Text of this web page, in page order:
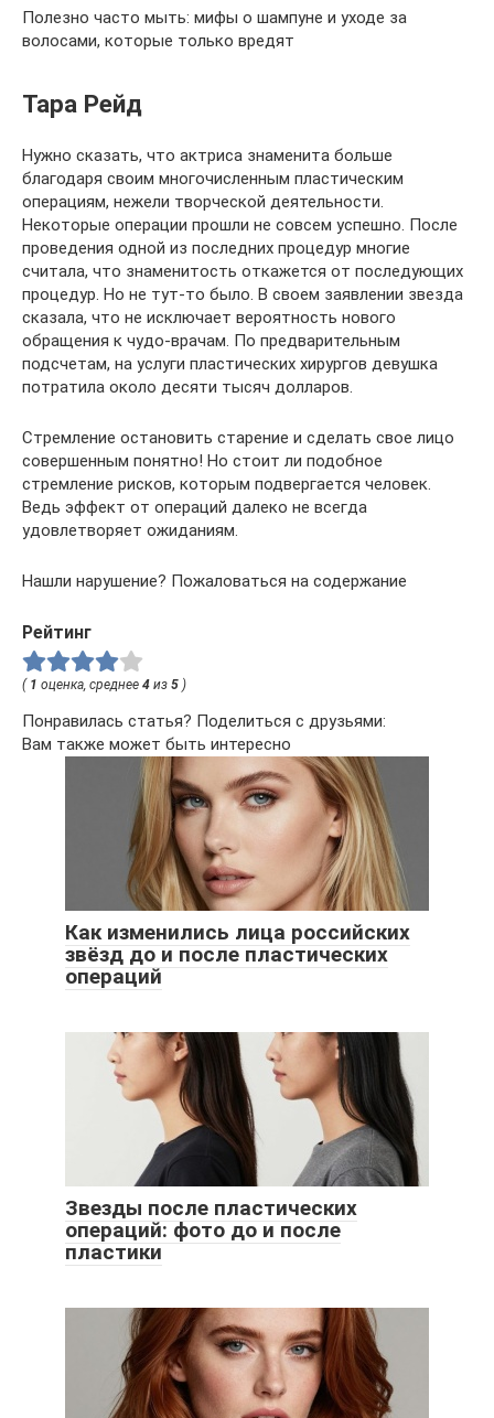
Полезно часто мыть: мифы о шампуне и уходе за
волосами, которые только вредят
Тара Рейд
Нужно сказать, что актриса знаменита больше
благодаря своим многочисленным пластическим
операциям, нежели творческой деятельности.
Некоторые операции прошли не совсем успешно. После
проведения одной из последних процедур многие
считала, что знаменитость откажется от последующих
процедур. Но не тут-то было. В своем заявлении звезда
сказала, что не исключает вероятность нового
обращения к чудо-врачам. По предварительным
подсчетам, на услуги пластических хирургов девушка
потратила около десяти тысяч долларов.
Стремление остановить старение и сделать свое лицо
совершенным понятно! Но стоит ли подобное
стремление рисков, которым подвергается человек.
Ведь эффект от операций далеко не всегда
удовлетворяет ожиданиям.
Нашли нарушение? Пожаловаться на содержание
Рейтинг
( 1 оценка, среднее 4 из 5 )
Понравилась статья? Поделиться с друзьями:
Вам также может быть интересно
Как изменились лица российских
звёзд до и после пластических
операций
Звезды после пластических
операций: фото до и после
пластики